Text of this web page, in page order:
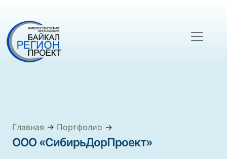
Главная → Портфолио →
ООО «СибирьДорПроект»